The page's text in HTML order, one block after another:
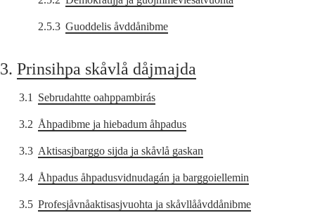
2.5.3 Guoddelis åvddånibme
3. Prinsihpa skåvlå dåjmajda
3.1 Sebrudahtte oahppambirás
3.2 Åhpadibme ja hiebadum åhpadus
3.3 Aktisasjbarggo sijda ja skåvlå gaskan
3.4 Åhpadus åhpadusvidnudagán ja barggoiellemin
3.5 Profesjåvnåaktisasjvuohta ja skåvllååvddånibme